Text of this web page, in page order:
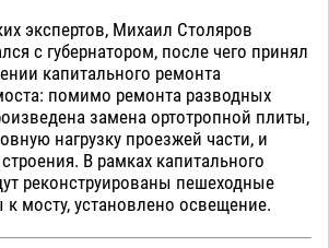
экспертов, Михаил Столяров
с губернатором, после чего принял
капитального ремонта
помимо ремонта разводных
замена ортотропной плиты,
нагрузку проезжей части, и
В рамках капитального
реконструированы пешеходные
к мосту, установлено освещение.